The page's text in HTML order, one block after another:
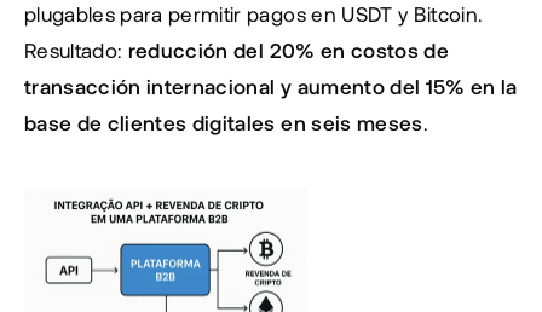
plugables para permitir pagos en USDT y Bitcoin.
Resultado: reducción del 20% en costos de
transacción internacional y aumento del 15% en la
base de clientes digitales en seis meses.